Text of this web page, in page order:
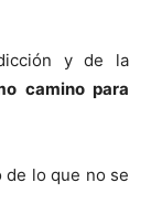
y de la
camino para
de lo que no se